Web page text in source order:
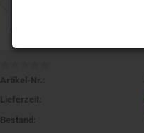
Artikel-Nr.:
Lieferzeit:
Bestand: